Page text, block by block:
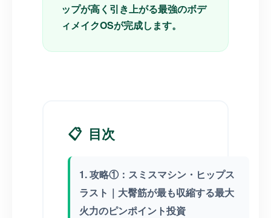
ップが高く引き上がる最強のボデ
ィメイクOSが完成します。
📋 目次
1. 攻略①：スミスマシン・ヒップス
ラスト｜大臀筋が最も収縮する最大
火力のピンポイント投資